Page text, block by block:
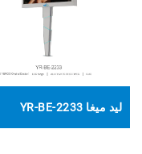
ليد ميغا YR-BE-2233